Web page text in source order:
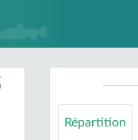
Répartition